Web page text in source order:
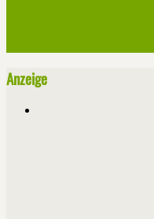
Anzeige